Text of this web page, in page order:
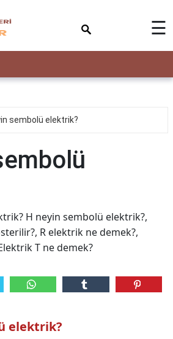
☰
sembolü elektrik?
H neyin sembolü elektrik?,
R elektrik ne demek?,
T ne demek?
elektrik?